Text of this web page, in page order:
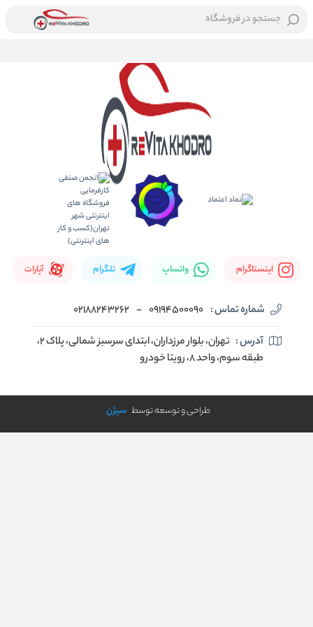
جستجو در فروشگاه
اینستاگرام واتساپ تلگرام آپارات
شماره تماس : 09194500090
-
02188243262
آدرس :
تهران، بلوار مرزداران، ابتدای سرسبز شمالی، پلاک ۲،
طبقه سوم، واحد ۸، رویتا خودرو
طراحی و توسعه توسط سیژن